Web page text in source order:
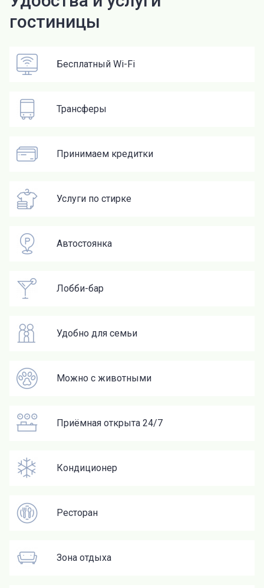
гостиницы
Бесплатный Wi-Fi
Трансферы
Принимаем кредитки
Услуги по стирке
Автостоянка
Лобби-бар
Удобно для семьи
Можно с животными
Приёмная открыта 24/7
Кондиционер
Ресторан
Зона отдыха